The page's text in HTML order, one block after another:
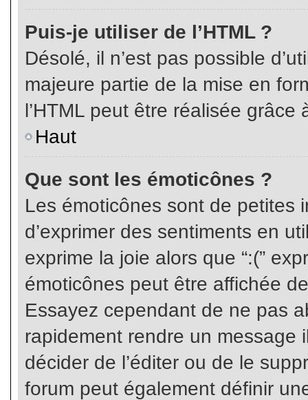
Puis-je utiliser de l’HTML ?
Désolé, il n’est pas possible
majeure partie de la mise en
l’HTML peut être réalisée grâce
Haut
Que sont les émoticônes ?
Les émoticônes sont de petites
d’exprimer des sentiments en
exprime la joie alors que “:(”
émoticônes peut être affichée
Essayez cependant de ne pas
rapidement rendre un message
décider de l’éditer ou de le
forum peut également définir